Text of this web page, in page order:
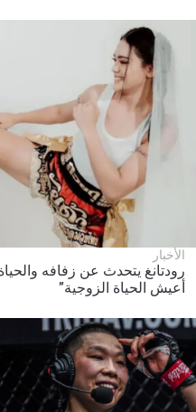
الأخبار
رودتانغ يتحدث عن زفافه
أعيش الحياة الزوجية”